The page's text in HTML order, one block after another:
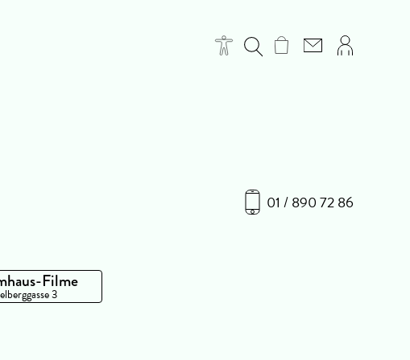
01 / 890 72 86
Filme
3